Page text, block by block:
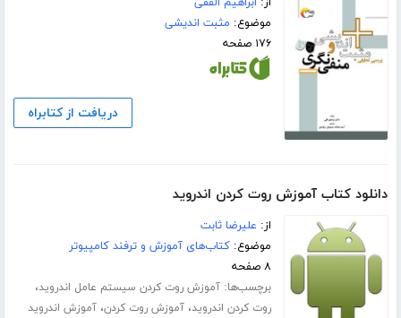
موضوع: مثبت اندیشی
۱۷۶ صفحه
دریافت از کتابراه
دانلود کتاب آموزش روت کردن اندروید
از: علیرضا ثابت
موضوع:کتاب‌های آموزش و ترفند کامپیوتر
۸ صفحه
برچسب‌ها:آموزش روت کردن سیستم عامل اندروید،
روت کردن اندروید،آموزش روت کردن،آموزش اندروید